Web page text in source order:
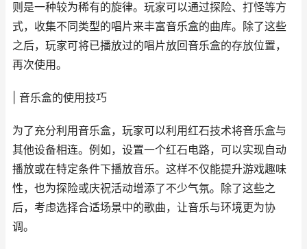
则是一种较为稀有的旋律。玩家可以通过探险、打怪等方
式，收集不同类型的唱片来丰富音乐盒的曲库。除了这些
之后，玩家可将已播放过的唱片放回音乐盒的存放位置，
再次使用。
| 音乐盒的使用技巧
为了充分利用音乐盒，玩家可以利用红石技术将音乐盒与
其他设备相连。例如，设置一个红石电路，可以实现自动
播放或在特定条件下播放音乐。这样不仅能提升游戏趣味
性，也为探险或庆祝活动增添了不少气氛。除了这些之
后，考虑选择合适场景中的歌曲，让音乐与环境更为协
调。